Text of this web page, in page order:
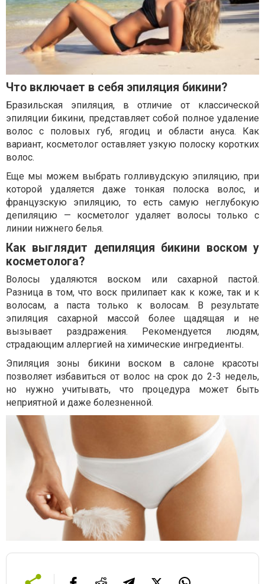
Что включает в себя эпиляция бикини?
Бразильская эпиляция, в отличие от классической
эпиляции бикини, представляет собой полное удаление
волос с половых губ, ягодиц и области ануса. Как
вариант, косметолог оставляет узкую полоску коротких
волос.
Еще мы можем выбрать голливудскую эпиляцию, при
которой удаляется даже тонкая полоска волос, и
французскую эпиляцию, то есть самую неглубокую
депиляцию — косметолог удаляет волосы только с
линии нижнего белья.
Как выглядит депиляция бикини воском у
косметолога?
Волосы удаляются воском или сахарной пастой.
Разница в том, что воск прилипает как к коже, так и к
волосам, а паста только к волосам. В результате
эпиляция сахарной массой более щадящая и не
вызывает раздражения. Рекомендуется людям,
страдающим аллергией на химические ингредиенты.
Эпиляция зоны бикини воском в салоне красоты
позволяет избавиться от волос на срок до 2-3 недель,
но нужно учитывать, что процедура может быть
неприятной и даже болезненной.